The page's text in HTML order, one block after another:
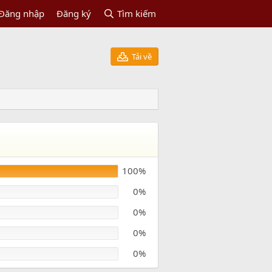
nhập Đăng ký Tìm kiếm
Tải về
100%
0%
0%
0%
0%